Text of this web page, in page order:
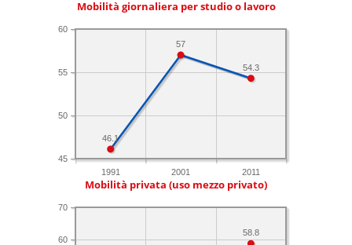
Mobilità giornaliera per studio o lavoro
1991 2001 2011
45
50
55
60
54.3
57
46.1
Mobilità privata (uso mezzo privato)
60
70
58.8